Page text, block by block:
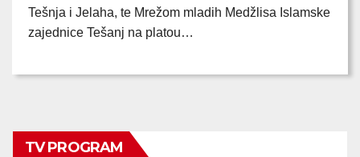
Tešnja i Jelaha, te Mrežom mladih Medžlisa Islamske
zajednice Tešanj na platou…
TV PROGRAM